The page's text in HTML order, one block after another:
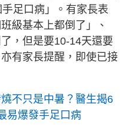
足口病」。有家長表
級基本上都倒了」、
，但是要10-14天還要
有家長提醒，即使已接
不只是中暑？醫生揭6
易爆發手足口病